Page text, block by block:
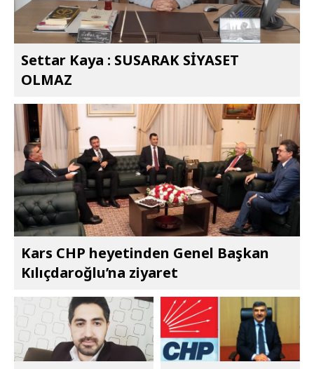
Settar Kaya : SUSARAK SİYASET
OLMAZ
Kars CHP heyetinden Genel Başkan
Kılıçdaroğlu’na ziyaret